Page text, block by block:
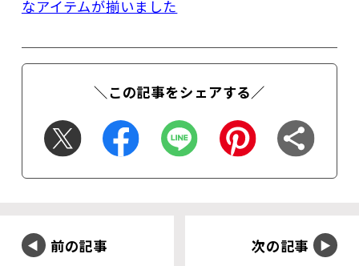
なアイテムが揃いました
＼この記事をシェアする／
前の記事 次の記事